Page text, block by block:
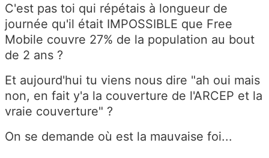
C'est pas toi qui répétais à longueur de
journée qu'il était IMPOSSIBLE que Free
Mobile couvre 27% de la population au bout
de 2 ans ?
Et aujourd'hui tu viens nous dire "ah oui mais
non, en fait y'a la couverture de l'ARCEP et la
vraie couverture" ?
On se demande où est la mauvaise foi...